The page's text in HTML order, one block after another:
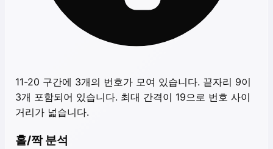
11-20 구간에 3개의 번호가 모여 있습니다. 끝자리 9이
3개 포함되어 있습니다. 최대 간격이 19으로 번호 사이
거리가 넓습니다.
홀/짝 분석